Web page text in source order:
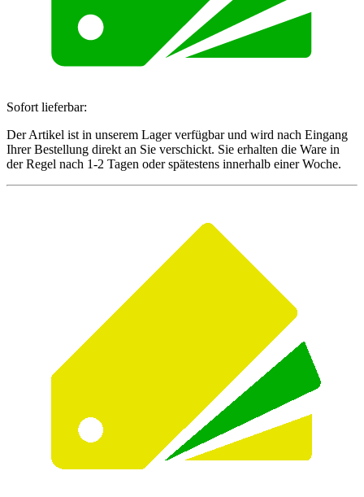
Sofort lieferbar:
Der Artikel ist in unserem Lager verfügbar und wird nach Eingang
Ihrer Bestellung direkt an Sie verschickt. Sie erhalten die Ware in
der Regel nach 1-2 Tagen oder spätestens innerhalb einer Woche.